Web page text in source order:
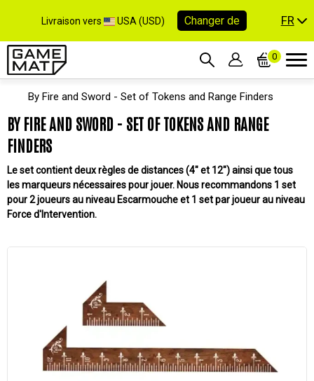
Livraison vers USA (USD) Changer de FR
0
By Fire and Sword - Set of Tokens and Range Finders
BY FIRE AND SWORD - SET OF TOKENS AND RANGE
FINDERS
Le set contient deux règles de distances (4" et 12") ainsi que tous
les marqueurs nécessaires pour jouer. Nous recommandons 1 set
pour 2 joueurs au niveau Escarmouche et 1 set par joueur au niveau
Force d'Intervention.